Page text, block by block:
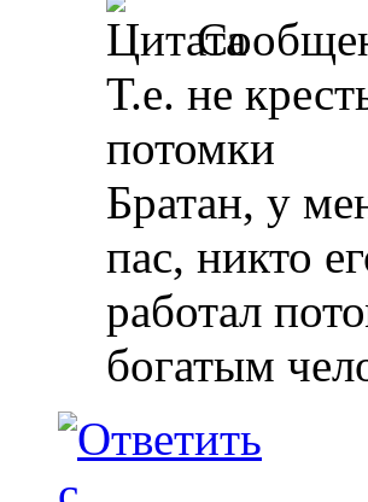
Т.е. не
потомки
Братан, у
пас, никто
работал
богатым